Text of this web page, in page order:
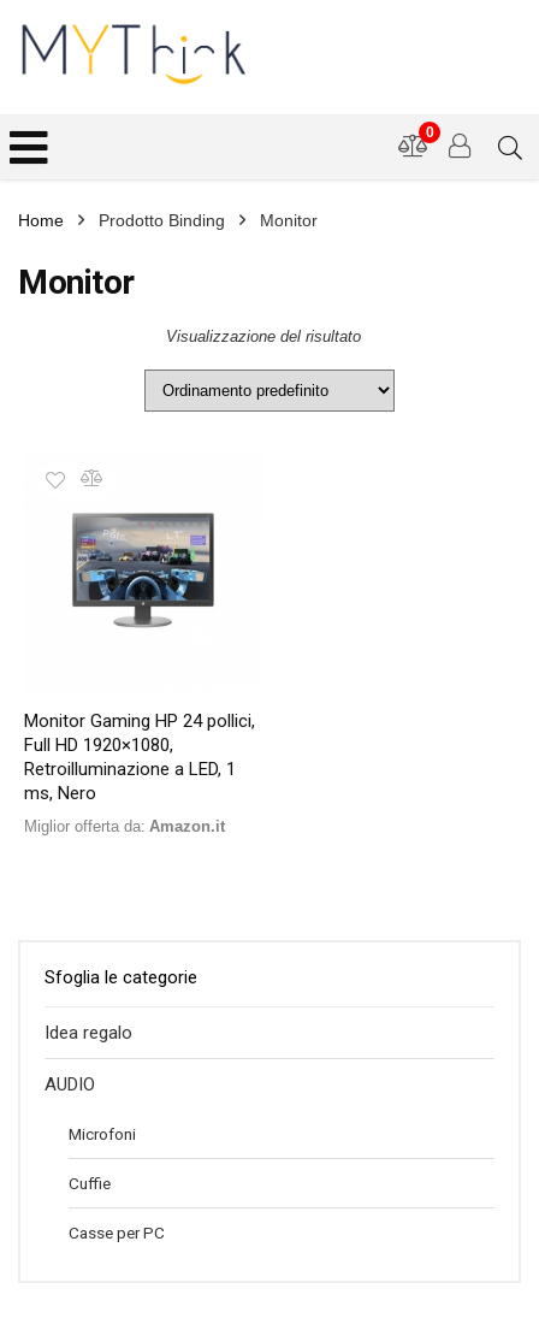
0
Home Prodotto Binding Monitor
Monitor
Visualizzazione del risultato
Monitor Gaming HP 24 pollici,
Full HD 1920×1080,
Retroilluminazione a LED, 1
ms, Nero
Miglior offerta da: Amazon.it
Sfoglia le categorie
Idea regalo
AUDIO
Microfoni
Cuffie
Casse per PC